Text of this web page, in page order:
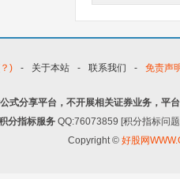
) - 关于本站 - 联系我们 - 免责声
式分享平台，不开展相关证券业务，平
分指标服务 QQ:76073859 [积分指标问
Copyright © 好股网